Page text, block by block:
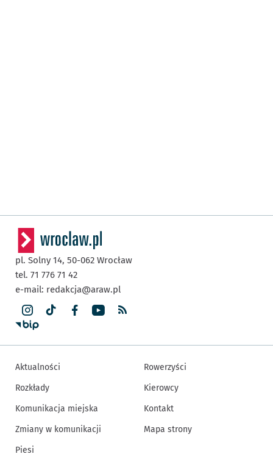
pl. Solny 14, 50-062 Wrocław
tel. 71 776 71 42
e-mail: redakcja@araw.pl
Aktualności
Rozkłady
Komunikacja miejska
Zmiany w komunikacji
Piesi
Rowerzyści
Kierowcy
Kontakt
Mapa strony